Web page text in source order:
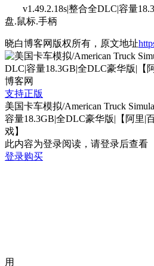
v1.49.2.18s|整合全DLC|容量
盘.鼠标.手柄
晓白博客网版权所有，原文地址
支持正版
美国卡车模拟/American Truck
容量18.3GB|全DLC豪华版|【阿里|
戏】
此内容为登录阅读，请登录后查看
登录购买
用